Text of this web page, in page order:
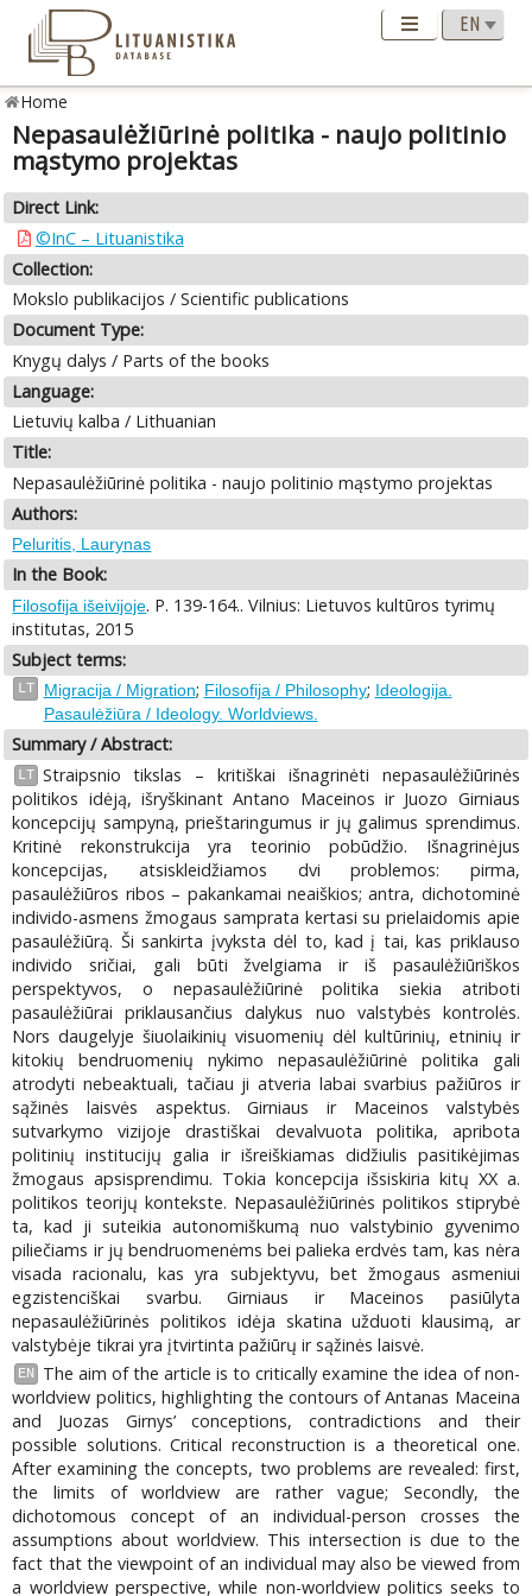
Home
Nepasaulėžiūrinė politika - naujo politinio
mąstymo projektas
Direct Link:
©InC – Lituanistika
Collection:
Mokslo publikacijos / Scientific publications
Document Type:
Knygų dalys / Parts of the books
Language:
Lietuvių kalba / Lithuanian
Title:
Nepasaulėžiūrinė politika - naujo politinio mąstymo projektas
Authors:
Peluritis, Laurynas
In the Book:
Filosofija išeivijoje. P. 139-164.. Vilnius: Lietuvos kultūros tyrimų
institutas, 2015
Subject terms:
LT Migracija / Migration; Filosofija / Philosophy; Ideologija.
Pasaulėžiūra / Ideology. Worldviews.
Summary / Abstract:
LT Straipsnio tikslas – kritiškai išnagrinėti nepasaulėžiūrinės
politikos idėją, išryškinant Antano Maceinos ir Juozo Girniaus
koncepcijų sampyną, prieštaringumus ir jų galimus sprendimus.
Kritinė rekonstrukcija yra teorinio pobūdžio. Išnagrinėjus
koncepcijas, atsiskleidžiamos dvi problemos: pirma,
pasaulėžiūros ribos – pakankamai neaiškios; antra, dichotominė
individo-asmens žmogaus samprata kertasi su prielaidomis apie
pasaulėžiūrą. Ši sankirta įvyksta dėl to, kad į tai, kas priklauso
individo sričiai, gali būti žvelgiama ir iš pasaulėžiūriškos
perspektyvos, o nepasaulėžiūrinė politika siekia atriboti
pasaulėžiūrai priklausančius dalykus nuo valstybės kontrolės.
Nors daugelyje šiuolaikinių visuomenių dėl kultūrinių, etninių ir
kitokių bendruomenių nykimo nepasaulėžiūrinė politika gali
atrodyti nebeaktuali, tačiau ji atveria labai svarbius pažiūros ir
sąžinės laisvės aspektus. Girniaus ir Maceinos valstybės
sutvarkymo vizijoje drastiškai devalvuota politika, apribota
politinių institucijų galia ir išreiškiamas didžiulis pasitikėjimas
žmogaus apsisprendimu. Tokia koncepcija išsiskiria kitų XX a.
politikos teorijų kontekste. Nepasaulėžiūrinės politikos stiprybė
ta, kad ji suteikia autonomiškumą nuo valstybinio gyvenimo
piliečiams ir jų bendruomenėms bei palieka erdvės tam, kas nėra
visada racionalu, kas yra subjektyvu, bet žmogaus asmeniui
egzistenciškai svarbu. Girniaus ir Maceinos pasiūlyta
nepasaulėžiūrinės politikos idėja skatina užduoti klausimą, ar
valstybėje tikrai yra įtvirtinta pažiūrų ir sąžinės laisvė.
EN
The aim of the article is to critically examine the idea of non-
worldview politics, highlighting the contours of Antanas Maceina
and Juozas Girnys’ conceptions, contradictions and their
possible solutions. Critical reconstruction is a theoretical one.
After examining the concepts, two problems are revealed: first,
the limits of worldview are rather vague; Secondly, the
dichotomous concept of an individual-person crosses the
assumptions about worldview. This intersection is due to the
fact that the viewpoint of an individual may also be viewed from
a worldview perspective, while non-worldview politics seeks to